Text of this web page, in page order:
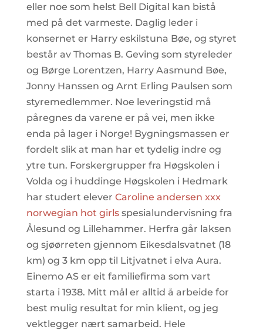
eller noe som helst Bell Digital kan bistå
med på det varmeste. Daglig leder i
konsernet er Harry eskilstuna Bøe, og styret
består av Thomas B. Geving som styreleder
og Børge Lorentzen, Harry Aasmund Bøe,
Jonny Hanssen og Arnt Erling Paulsen som
styremedlemmer. Noe leveringstid må
påregnes da varene er på vei, men ikke
enda på lager i Norge! Bygningsmassen er
fordelt slik at man har et tydelig indre og
ytre tun. Forskergrupper fra Høgskolen i
Volda og i huddinge Høgskolen i Hedmark
har studert elever Caroline andersen xxx
norwegian hot girlsspesialundervisning fra
Ålesund og Lillehammer. Herfra går laksen
og sjøørreten gjennom Eikesdalsvatnet (18
km) og 3 km opp til Litjvatnet i elva Aura.
Einemo AS er eit familiefirma som vart
starta i 1938. Mitt mål er alltid å arbeide for
best mulig resultat for min klient, og jeg
vektlegger nært samarbeid. Hele